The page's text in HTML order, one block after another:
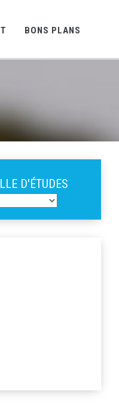
BONS PLANS
D'ÉTUDES